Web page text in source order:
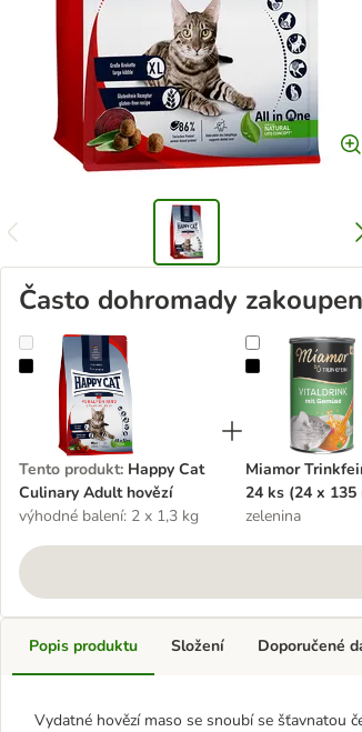
Často dohromady
Happy Cat Culinary Adult hovězí
Tento produkt: Happy Cat
Culinary Adult hovězí
výhodné balení: 2 x 1,3 kg
Miamor
Miamor
24 ks (24 x 135
zelenina
Popis produktu
Vydatné hovězí maso se snoubí se šťavnatou
Složení Doporučené